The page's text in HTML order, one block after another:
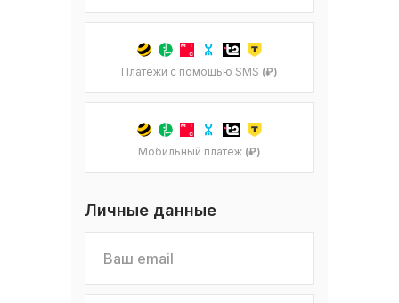
Платежи с помощью SMS (₽)
Мобильный платёж (₽)
Личные данные